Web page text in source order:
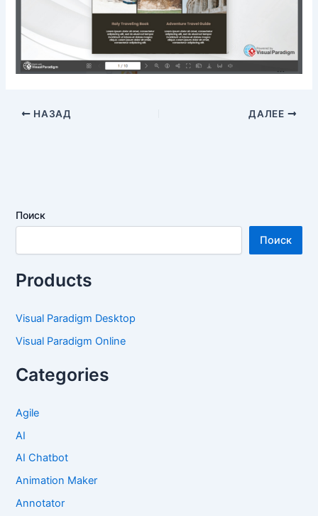
НАЗАД ДАЛЕЕ
Поиск
Поиск
Products
Visual Paradigm Desktop
Visual Paradigm Online
Categories
Agile
AI
AI Chatbot
Animation Maker
Annotator